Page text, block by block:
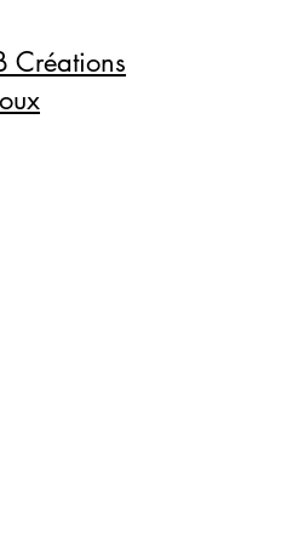
Créations